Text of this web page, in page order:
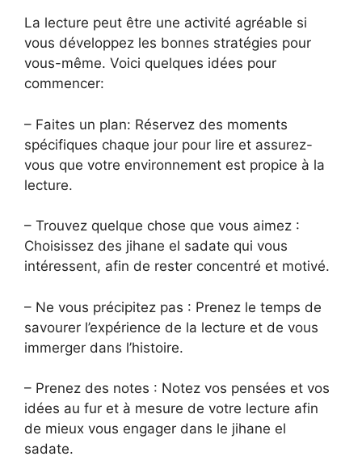
La lecture peut être une activité agréable si
vous développez les bonnes stratégies pour
vous-même. Voici quelques idées pour
commencer:
– Faites un plan: Réservez des moments
spécifiques chaque jour pour lire et assurez-
vous que votre environnement est propice à la
lecture.
– Trouvez quelque chose que vous aimez :
Choisissez des jihane el sadate qui vous
intéressent, afin de rester concentré et motivé.
– Ne vous précipitez pas : Prenez le temps de
savourer l’expérience de la lecture et de vous
immerger dans l’histoire.
– Prenez des notes : Notez vos pensées et vos
idées au fur et à mesure de votre lecture afin
de mieux vous engager dans le jihane el
sadate.